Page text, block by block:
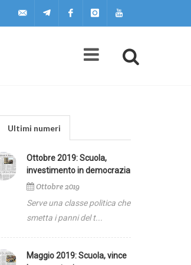
Ultimi numeri
Ottobre 2019: Scuola,
investimento in democrazia
Ottobre 2019
Serve una classe politica che
smetta i panni del t...
Maggio 2019: Scuola, vince